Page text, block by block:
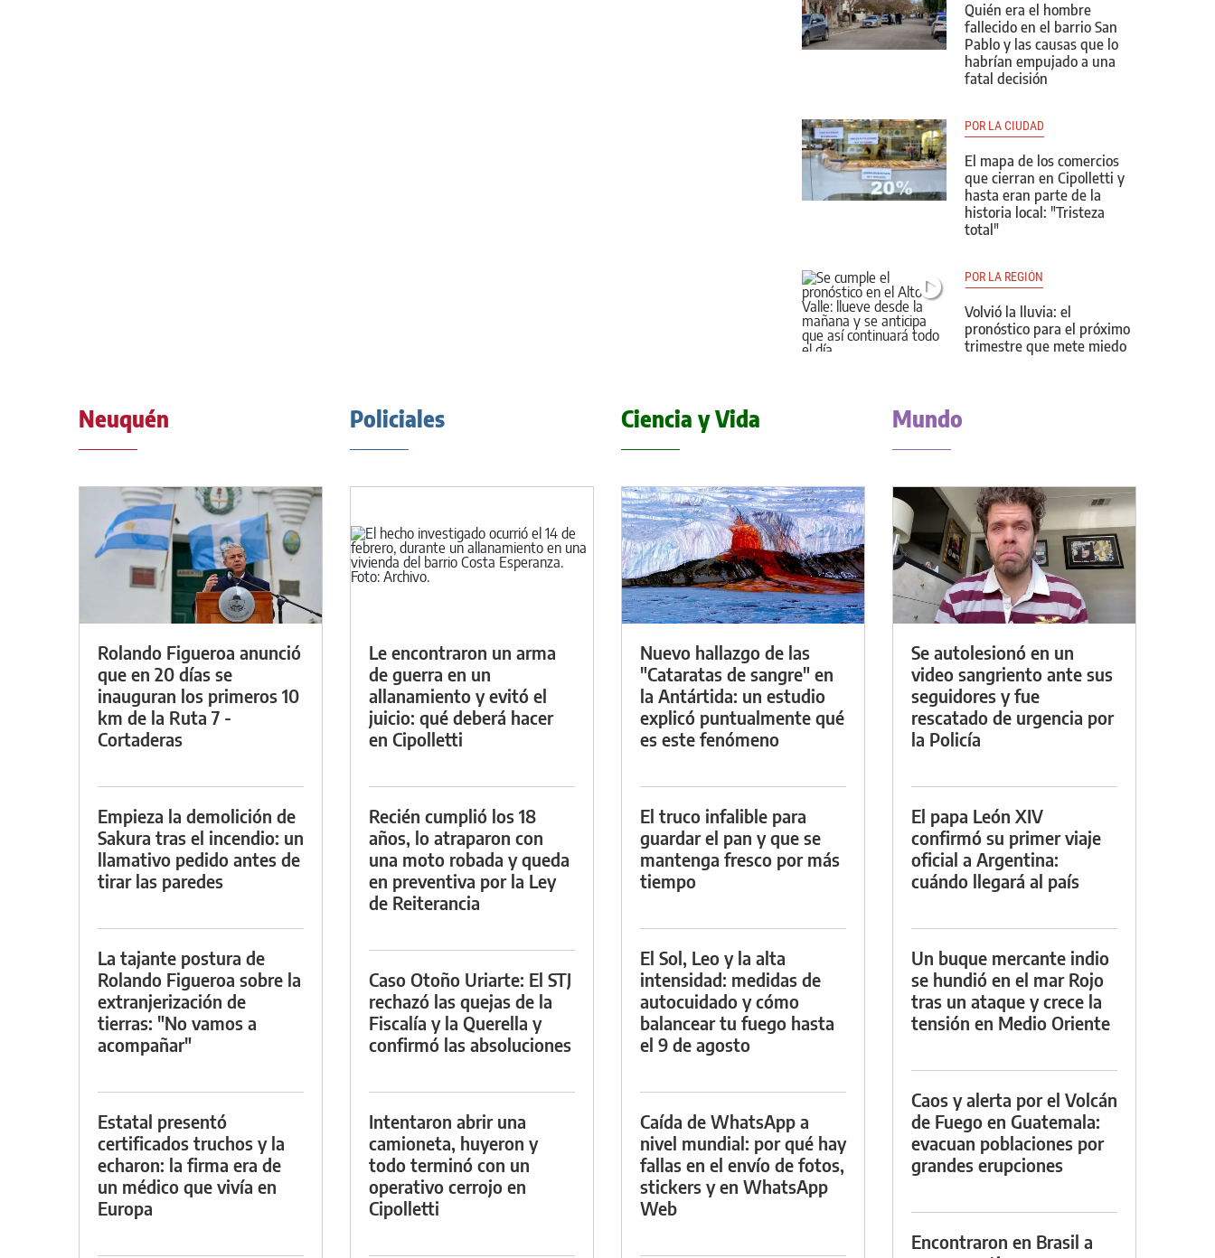
Quién era el hombre
fallecido en el barrio San
Pablo y las causas que lo
habrían empujado a una
fatal decisión
POR LA CIUDAD
El mapa de los comercios
que cierran en Cipolletti y
hasta eran parte de la
historia local: "Tristeza
total"
POR LA REGIÓN
Volvió la lluvia: el
pronóstico para el próximo
trimestre que mete miedo
Neuquén
Rolando Figueroa anunció
que en 20 días se
inauguran los primeros 10
km de la Ruta 7 -
Cortaderas
Empieza la demolición de
Sakura tras el incendio: un
llamativo pedido antes de
tirar las paredes
La tajante postura de
Rolando Figueroa sobre la
extranjerización de
tierras: "No vamos a
acompañar"
Estatal presentó
certificados truchos y la
echaron: la firma era de
un médico que vivía en
Europa
Policiales
Le encontraron un arma
de guerra en un
allanamiento y evitó el
juicio: qué deberá hacer
en Cipolletti
Recién cumplió los 18
años, lo atraparon con
una moto robada y queda
en preventiva por la Ley
de Reiterancia
Caso Otoño Uriarte: El STJ
rechazó las quejas de la
Fiscalía y la Querella y
confirmó las absoluciones
Intentaron abrir una
camioneta, huyeron y
todo terminó con un
operativo cerrojo en
Cipolletti
Ciencia y Vida
Nuevo hallazgo de las
"Cataratas de sangre" en
la Antártida: un estudio
explicó puntualmente qué
es este fenómeno
El truco infalible para
guardar el pan y que se
mantenga fresco por más
tiempo
El Sol, Leo y la alta
intensidad: medidas de
autocuidado y cómo
balancear tu fuego hasta
el 9 de agosto
Caída de WhatsApp a
nivel mundial: por qué hay
fallas en el envío de fotos,
stickers y en WhatsApp
Web
Mundo
Se autolesionó en un
video sangriento ante sus
seguidores y fue
rescatado de urgencia por
la Policía
El papa León XIV
confirmó su primer viaje
oficial a Argentina:
cuándo llegará al país
Un buque mercante indio
se hundió en el mar Rojo
tras un ataque y crece la
tensión en Medio Oriente
Caos y alerta por el Volcán
de Fuego en Guatemala:
evacuan poblaciones por
grandes erupciones
Encontraron en Brasil a